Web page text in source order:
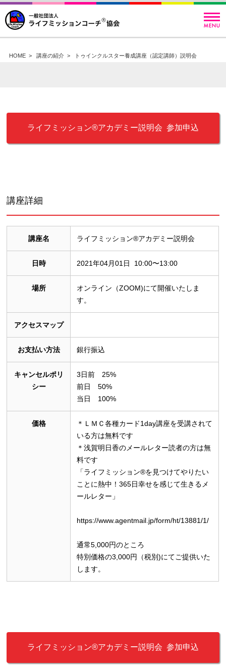
HOME> 講座の紹介> トゥインクルスター養成講座（認定講師）説明会
ライフミッション®︎アカデミー説明会 参加申込
講座詳細
講座名 ライフミッション®︎アカデミー説明会
日時 2021年04月01日 10:00〜13:00
場所
オンライン（ZOOM)にて開催いたしま
す。
アクセスマップ
お支払い方法 銀行振込
キャンセルポリ
シー
3日前 25%
前日 50%
当日 100%
価格
＊ＬＭＣ各種カード1day講座を受講されて
いる方は無料です
＊浅賀明日香のメールレター読者の方は無
料です
「ライフミッション®を見つけてやりたい
ことに熱中！365日幸せを感じて生きるメ
ールレター」
https://www.agentmail.jp/form/ht/13881/1/
通常5,000円のところ
特別価格の3,000円（税別)にてご提供いた
します。
ライフミッション®︎アカデミー説明会 参加申込